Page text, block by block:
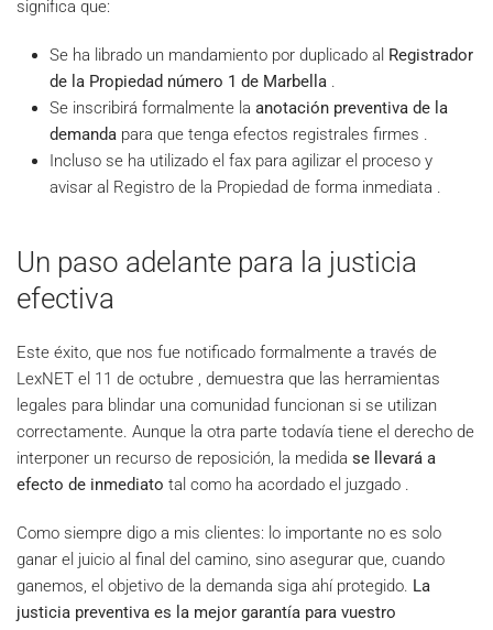
significa que:
Se ha librado un mandamiento por duplicado al Registrador
de la Propiedad número 1 de Marbella .
Se inscribirá formalmente la anotación preventiva de la
demanda para que tenga efectos registrales firmes .
Incluso se ha utilizado el fax para agilizar el proceso y
avisar al Registro de la Propiedad de forma inmediata .
Un paso adelante para la justicia
efectiva
Este éxito, que nos fue notificado formalmente a través de
LexNET el 11 de octubre , demuestra que las herramientas
legales para blindar una comunidad funcionan si se utilizan
correctamente. Aunque la otra parte todavía tiene el derecho de
interponer un recurso de reposición, la medida se llevará a
efecto de inmediato tal como ha acordado el juzgado .
Como siempre digo a mis clientes: lo importante no es solo
ganar el juicio al final del camino, sino asegurar que, cuando
ganemos, el objetivo de la demanda siga ahí protegido. La
justicia preventiva es la mejor garantía para vuestro